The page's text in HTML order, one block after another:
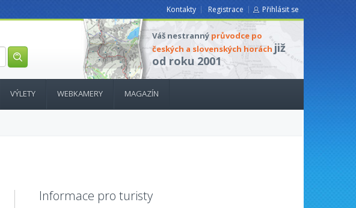
Kontakty Registrace Přihlásit se
Váš nestranný průvodce po
českých a slovenských horách již
od roku 2001
VÝLETY WEBKAMERY MAGAZÍN
Informace pro turisty